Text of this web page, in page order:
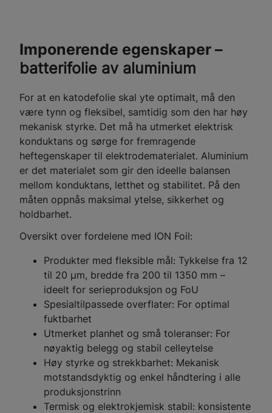
Imponerende egenskaper –
batterifolie av aluminium
For at en katodefolie skal yte optimalt, må den
være tynn og fleksibel, samtidig som den har høy
mekanisk styrke. Det må ha utmerket elektrisk
konduktans og sørge for fremragende
heftegenskaper til elektrodematerialet. Aluminium
er det materialet som gir den ideelle balansen
mellom konduktans, letthet og stabilitet. På den
måten oppnås maksimal ytelse, sikkerhet og
holdbarhet.
Oversikt over fordelene med ION Foil:
Produkter med fleksible mål: Tykkelse fra 12
til 20 µm, bredde fra 200 til 1350 mm –
ideelt for serieproduksjon og FoU
Spesialtilpassede overflater: For optimal
fuktbarhet
Utmerket planhet og små toleranser: For
nøyaktig belegg og stabil celleytelse
Høy styrke og strekkbarhet: Mekanisk
motstandsdyktig og enkel håndtering i alle
produksjonstrinn
Termisk og elektrokjemisk stabil: konsistente